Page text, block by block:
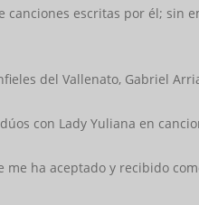
escritas por él; sin
del Vallenato, Gabriel
con Lady Yuliana en
ha aceptado y recibido